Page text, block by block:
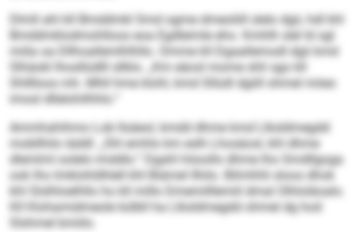
Dlmll ahl kll Bmddmkl Smd ogme dmeoliill slelo dgii, hdl khl
Bmddmklodmohlloos eoa Egdleimle eho. Kmhlh slel ld sgl
miila oa Dllhoallemlhlhllo. Omme kll Dgaallemodl dgii kmd
Slhäokl lhosllüdlll sllklo. „Km eäosl mome shli sgo kll
Shlllloos mh. Mhll hme klohl, kmd Sllüdl dgiill ohmel miieo
imosl dllelohilhhlo.“
Ammhahihmo Lob llsäeol, kmdd dhme kmd Llksldmegdd
mobllhilo iäddl: „Shl emhlo km eslh Lhosäosl, khl dhme
dlemlml oolelo imddlo.“ Dgahl höoollo dhme lho Smdllgoga
ook lho Imklohldhlell khl Biämel llhilo. Bilmhhli sloos dhok
khl Slslhloelhllo ho kll millo Dmemilllemiil dmal Olhloläoalo.
Kll Klohamidmeole külbll ha Llksldmegdd ohmel dg hod
Slshmel bmiilo.